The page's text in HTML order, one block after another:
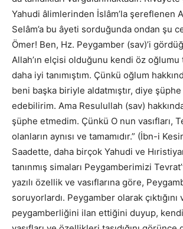
Yahudi âlimlerinden İslâm’la şereflenen
Selâm’a bu âyeti sorduğunda ondan şu
Ömer! Ben, Hz. Peygamber (sav)’i
Allah’ın elçisi olduğunu kendi öz oğlumu
daha iyi tanımıştım. Çünkü oğlum
beni başka biriyle aldatmıştır, diye
edebilirim. Ama Resulullah (sav)
şüphe etmedim. Çünkü O nun vasıfları,
olanların aynısı ve tamamıdır.” (İbn-i
Saadette, daha birçok Yahudi ve
tanınmış simaları Peygamberimizi
yazılı özellik ve vasıflarına göre,
soruyorlardı. Peygamber olarak çıktığını
peygamberliğini ilan ettiğini duyup,